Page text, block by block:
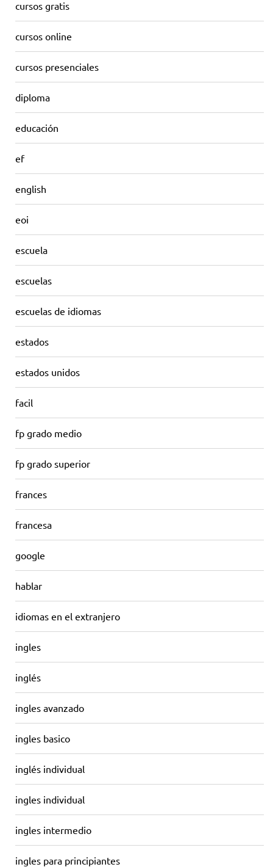
cursos gratis
cursos online
cursos presenciales
diploma
educación
ef
english
eoi
escuela
escuelas
escuelas de idiomas
estados
estados unidos
facil
fp grado medio
fp grado superior
frances
francesa
google
hablar
idiomas en el extranjero
ingles
inglés
ingles avanzado
ingles basico
inglés individual
ingles individual
ingles intermedio
ingles para principiantes